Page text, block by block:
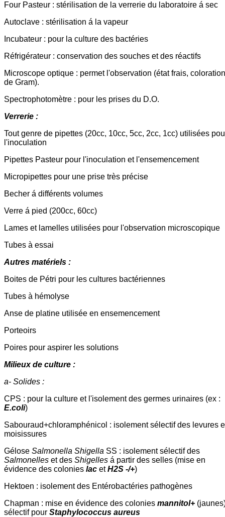
Four Pasteur : stérilisation de la verrerie du laboratoire á sec
Autoclave : stérilisation á la vapeur
Incubateur : pour la culture des bactéries
Réfrigérateur : conservation des souches et des réactifs
Microscope optique : permet l'observation (état frais, coloration
de Gram).
Spectrophotomètre : pour les prises du D.O.
Verrerie :
Tout genre de pipettes (20cc, 10cc, 5cc, 2cc, 1cc) utilisées
l'inoculation
Pipettes Pasteur pour l'inoculation et l'ensemencement
Micropipettes pour une prise très précise
Becher á différents volumes
Verre á pied (200cc, 60cc)
Lames et lamelles utilisées pour l'observation microscopique
Tubes à essai
Autres matériels :
Boites de Pétri pour les cultures bactériennes
Tubes à hémolyse
Anse de platine utilisée en ensemencement
Porteoirs
Poires pour aspirer les solutions
Milieux de culture :
a- Solides :
CPS : pour la culture et l'isolement des germes urinaires (ex :
E.coli)
Sabouraud+chloramphénicol : isolement sélectif des levures
moisissures
Gélose Salmonella Shigella SS : isolement sélectif des
Salmonelles et des Shigelles á partir des selles (mise en
évidence des colonies lac etH2S -/+)
Hektoen : isolement des Entérobactéries pathogènes
Chapman : mise en évidence des colonies mannitol+
sélectif pour Staphylococcus aureus